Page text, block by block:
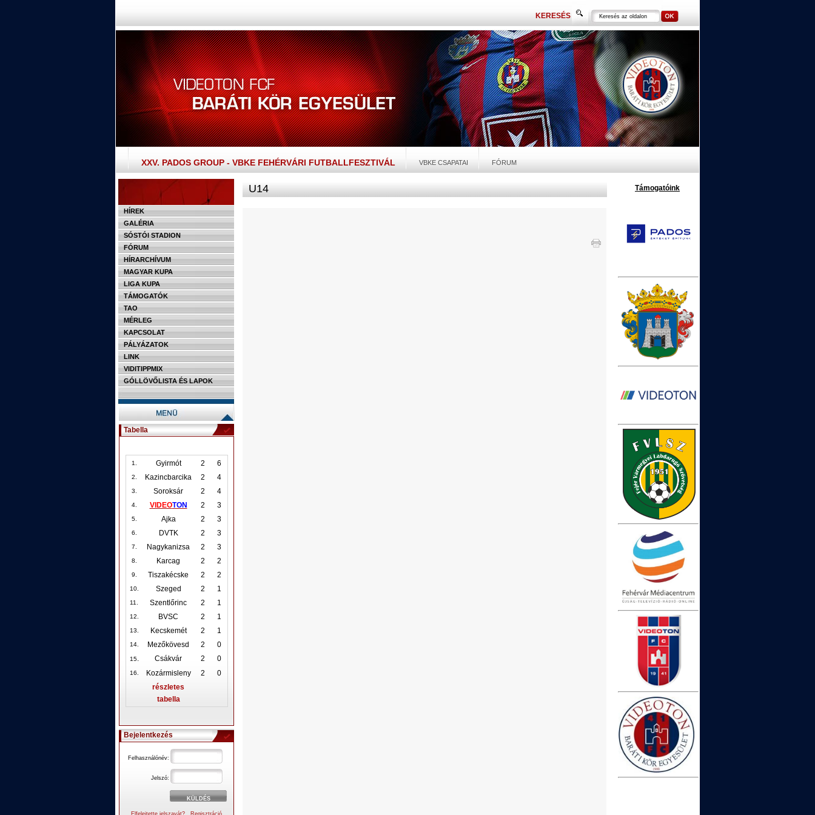
KERESÉS
XXV. PADOS GROUP - VBKE FEHÉRVÁRI FUTBALLFESZTIVÁL VBKE CSAPATAI FÓRUM
HÍREK
GALÉRIA
SÓSTÓI STADION
FÓRUM
HÍRARCHÍVUM
MAGYAR KUPA
LIGA KUPA
TÁMOGATÓK
TAO
MÉRLEG
KAPCSOLAT
PÁLYÁZATOK
LINK
VIDITIPPMIX
GÓLLÖVŐLISTA ÉS LAPOK
Tabella
1. Gyirmót 2 6
2. Kazincbarcika 2 4
3. Soroksár 2 4
4. VIDEOTON 2 3
5. Ajka 2 3
6. DVTK 2 3
7. Nagykanizsa 2 3
8. Karcag 2 2
9. Tiszakécske 2 2
10. Szeged 2 1
11. Szentlőrinc 2 1
12. BVSC 2 1
13. Kecskemét 2 1
14. Mezőkövesd 2 0
15. Csákvár 2 0
16. Kozármisleny 2
0
részletes
tabella
Bejelentkezés
Felhasználónév:
Jelszó:
Elfelejtette jelszavát? Regisztráció
U14 Támogatóink